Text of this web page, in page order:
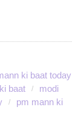
ki baat today
baat
modi
pm mann ki